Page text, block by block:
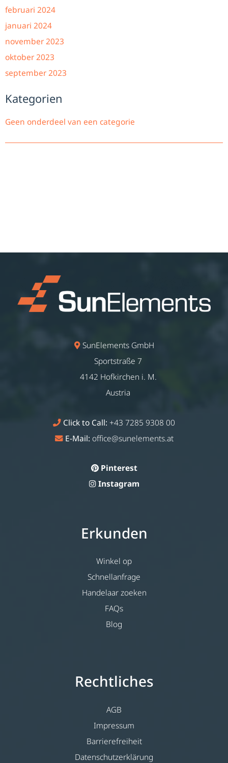
februari 2024
januari 2024
november 2023
oktober 2023
september 2023
Kategorien
Geen onderdeel van een categorie
SunElements GmbH
Sportstraße 7
4142 Hofkirchen i. M.
Austria
Click to Call: +43 7285 9308 00
E-Mail: office@sunelements.at
Pinterest
Instagram
Erkunden
Winkel op
Schnellanfrage
Handelaar zoeken
FAQs
Blog
Rechtliches
AGB
Impressum
Barrierefreiheit
Datenschutzerklärung